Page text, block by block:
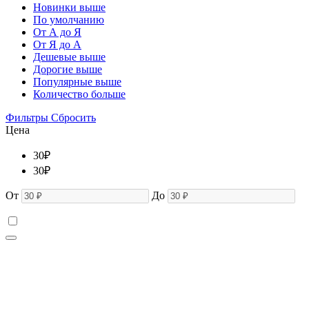
Новинки выше
По умолчанию
От А до Я
От Я до А
Дешевые выше
Дорогие выше
Популярные выше
Количество больше
Фильтры Сбросить
Цена
30₽
30₽
От До